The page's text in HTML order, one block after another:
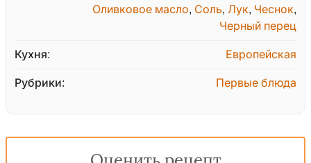
Оливковое масло, Соль, Лук, Чеснок,
Черный перец
Кухня: Европейская
Рубрики: Первые блюда